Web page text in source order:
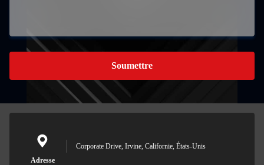
Soumettre
Adresse
Corporate Drive, Irvine, Californie, États-Unis